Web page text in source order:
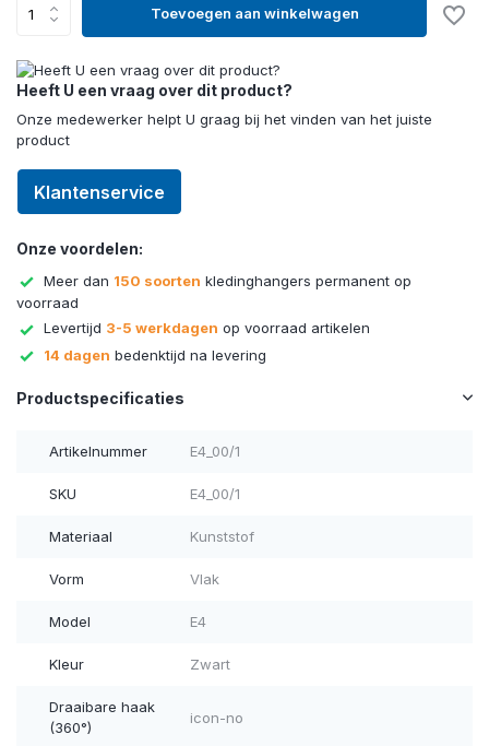
Toevoegen aan winkelwagen
Heeft U een vraag over dit product?
Onze medewerker helpt U graag bij het vinden van het juiste
product
Klantenservice
Onze voordelen:
Meer dan 150 soorten kledinghangers permanent op
voorraad
Levertijd 3-5 werkdagen op voorraad artikelen
14 dagen bedenktijd na levering
Productspecificaties
Artikelnummer E4_00/1
SKU E4_00/1
Materiaal Kunststof
Vorm Vlak
Model E4
Kleur Zwart
Draaibare haak
(360°)
icon-no